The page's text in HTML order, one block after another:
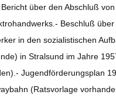
Bericht über den Abschluß
Beschluß
in den sozialistischen
in Stralsund im Jahre
Jugendförderungsplan
(Ratsvorlage